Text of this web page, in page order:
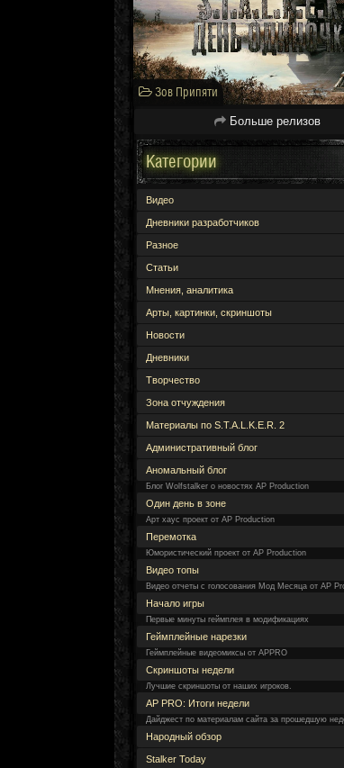
Зов Припяти
Больше релизов
Категории
Видео
Дневники разработчиков
Разное
Статьи
Мнения, аналитика
Арты, картинки, скриншоты
Новости
Дневники
Творчество
Зона отчуждения
Материалы по S.T.A.L.K.E.R. 2
Административный блог
Аномальный блог
Блог Wolfstalker о новостях AP Production
Один день в зоне
Арт хаус проект от AP Production
Перемотка
Юмористический проект от AP Production
Видео топы
Видео отчеты с голосования Мод Месяца от AP
Начало игры
Первые минуты геймплея в модификациях
Геймплейные нарезки
Геймплейные видеомиксы от APPRO
Скриншоты недели
Лучшие скриншоты от наших игроков.
AP PRO: Итоги недели
Дайджест по материалам сайта за прошедшую
Народный обзор
Stalker Today